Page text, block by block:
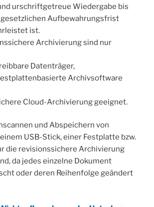
urschriftgetreue Wiedergabe bis
Aufbewahrungsfrist
ist.
Archivierung sind nur
Datenträger,
Archivsoftware
Cloud-Archivierung geeignet.
und Abspeichern von
USB-Stick, einer Festplatte bzw.
die revisionssichere Archivierung
da jedes einzelne Dokument
oder deren Reihenfolge geändert